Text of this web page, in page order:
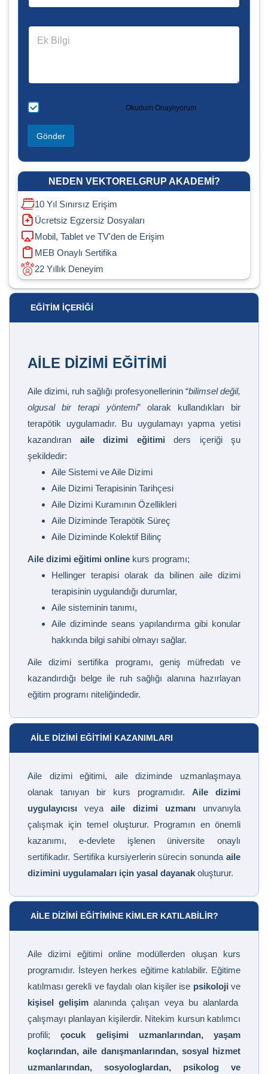
u
a
*
E
g
K
V
K
*
Okudum Onaylıyorum
Gönder
NEDEN VEKTORELGRUP AKADEMI?
10 Yıl Sınırsız Erişim
Ücretsiz Egzersiz Dosyaları
Mobil, Tablet ve TV'den de Erişim
MEB Onaylı Sertifika
22 Yıllık Deneyim
EĞITIM İÇERIĞI
AILE DIZIMI EĞITIMI
Aile dizimi, ruh sağlığı profesyonellerinin “bilimsel değil,
olgusal bir terapi yöntemi” olarak kullandıkları bir
terapötik uygulamadır. Bu uygulamayı yapma yetisi
kazandıran aile dizimi eğitimi ders içeriği şu
şekildedir:
Aile Sistemi ve Aile Dizimi
Aile Dizimi Terapisinin Tarihçesi
Aile Dizimi Kuramının Özellikleri
Aile Diziminde Terapötik Süreç
Aile Diziminde Kolektif Bilinç
Aile dizimi eğitimi online kurs programı;
Hellinger terapisi olarak da bilinen aile dizimi
terapisinin uygulandığı durumlar,
Aile sisteminin tanımı,
Aile diziminde seans yapılandırma gibi konular
hakkında bilgi sahibi olmayı sağlar.
Aile dizimi sertifika programı, geniş müfredatı ve
kazandırdığı belge ile ruh sağlığı alanına hazırlayan
eğitim programı niteliğindedir.
AILE DIZIMI EĞITIMI KAZANIMLARI
Aile dizimi eğitimi, aile diziminde uzmanlaşmaya
olanak tanıyan bir kurs programıdır. Aile dizimi
uygulayıcısı veyaaile dizimi uzmanıunvanıyla
çalışmak için temel oluşturur. Programın en önemli
kazanımı, e-devlete işlenen üniversite onaylı
sertifikadır. Sertifika kursiyerlerin sürecin sonunda aile
dizimini uygulamaları için yasal dayanak oluşturur.
AILE DIZIMI EĞITIMINE KIMLER KATILABILIR?
Aile dizimi eğitimi online modüllerden oluşan kurs
programıdır. İsteyen herkes eğitime katılabilir. Eğitime
katılması gerekli ve faydalı olan kişiler ise psikoloji ve
kişisel gelişim alanında çalışan veya bu alanlarda
çalışmayı planlayan kişilerdir. Nitekim kursun katılımcı
profili;çocuk gelişimi uzmanlarından, yaşam
koçlarından, aile danışmanlarından, sosyal hizmet
uzmanlarından, sosyologlardan, psikolog ve